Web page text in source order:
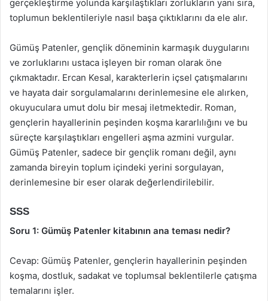
gerçekleştirme yolunda karşılaştıkları zorlukların yanı sıra,
toplumun beklentileriyle nasıl başa çıktıklarını da ele alır.
Gümüş Patenler, gençlik döneminin karmaşık duygularını
ve zorluklarını ustaca işleyen bir roman olarak öne
çıkmaktadır. Ercan Kesal, karakterlerin içsel çatışmalarını
ve hayata dair sorgulamalarını derinlemesine ele alırken,
okuyuculara umut dolu bir mesaj iletmektedir. Roman,
gençlerin hayallerinin peşinden koşma kararlılığını ve bu
süreçte karşılaştıkları engelleri aşma azmini vurgular.
Gümüş Patenler, sadece bir gençlik romanı değil, aynı
zamanda bireyin toplum içindeki yerini sorgulayan,
derinlemesine bir eser olarak değerlendirilebilir.
SSS
Soru 1: Gümüş Patenler kitabının ana teması nedir?
Cevap: Gümüş Patenler, gençlerin hayallerinin peşinden
koşma, dostluk, sadakat ve toplumsal beklentilerle çatışma
temalarını işler.